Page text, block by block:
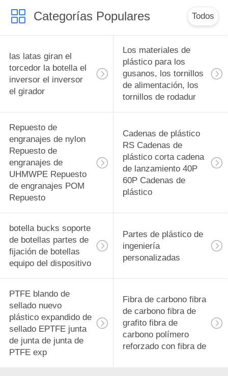
equipos de
Categorías Populares Todos
las latas giran el
torcedor la botella el
inversor el inversor
el girador
Los materiales de
plástico para los
gusanos, los tornillos
de alimentación, los
tornillos de rodadur
Repuesto de
engranajes de nylon
Repuesto de
engranajes de
UHMWPE Repuesto
de engranajes POM
Repuesto
Cadenas de plástico
RS Cadenas de
plástico corta cadena
de lanzamiento 40P
60P Cadenas de
plástico
botella bucks soporte
de botellas partes de
fijación de botellas
equipo del dispositivo
Partes de plástico de
ingeniería
personalizadas
PTFE blando de
sellado nuevo
plástico expandido de
sellado EPTFE junta
de junta de junta de
PTFE exp
Fibra de carbono fibra
de carbono fibra de
grafito fibra de
carbono polímero
reforzado con fibra de